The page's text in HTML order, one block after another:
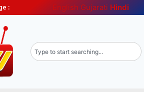
: English Gujarati Hindi